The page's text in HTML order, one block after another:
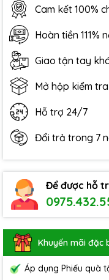
Cam kết 100%
Hoàn tiền 111%
Giao tận tay
Mở hộp kiểm
Hỗ trợ 24/7
Đổi trả trong 7
Để được hỗ
Khuyến mãi đặc
Áp dụng Phiếu quà